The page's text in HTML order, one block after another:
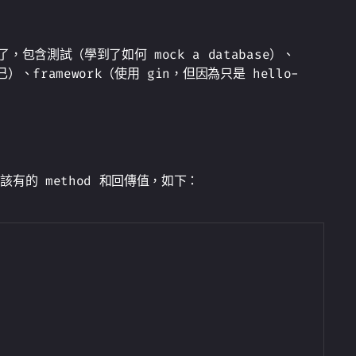
，包含測試（學到了如何 mock a database）、
）、framework（使用 gin，但因為只是 hello-
的 method 和回傳值，如下：